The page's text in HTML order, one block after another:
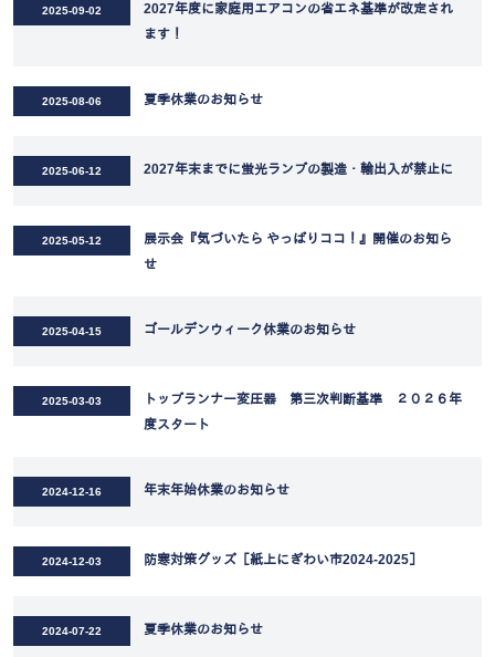
2025-09-02
2027年度に家庭用エアコンの省エネ基準が改定され
ます！
2025-08-06 夏季休業のお知らせ
2025-06-12 2027年末までに蛍光ランプの製造・輸出入が禁止に
2025-05-12
展示会『気づいたら やっぱりココ！』開催のお知ら
せ
2025-04-15 ゴールデンウィーク休業のお知らせ
2025-03-03
トップランナー変圧器 第三次判断基準 ２０２６年
度スタート
2024-12-16 年末年始休業のお知らせ
2024-12-03 防寒対策グッズ［紙上にぎわい市2024-2025］
2024-07-22 夏季休業のお知らせ